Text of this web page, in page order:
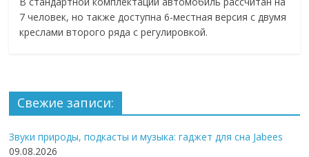
7 человек, но также доступна 6-местная версия с двумя
креслами второго ряда с регулировкой.
Свежие записи:
Звуки природы, подкасты и музыка: гаджет для сна Jabees
09.08.2026